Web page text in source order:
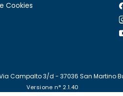
Cookies
Campalto 3/d - 37036 San Martino
Versione n° 2.1.40